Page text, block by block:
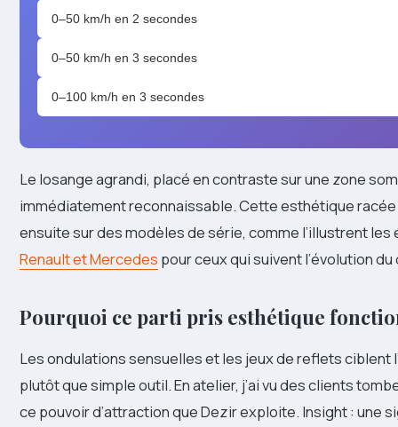
0–50 km/h en 2 secondes
0–50 km/h en 3 secondes
0–100 km/h en 3 secondes
Le losange agrandi, placé en contraste sur une zone
immédiatement reconnaissable. Cette esthétique
ensuite sur des modèles de série, comme l’illustrent
Renault et Mercedes pour ceux qui suivent l’évolution
Pourquoi ce parti pris esthétique
Les ondulations sensuelles et les jeux de reflets ciblent
plutôt que simple outil. En atelier, j’ai vu des clients
ce pouvoir d’attraction que Dezir exploite. Insight : une